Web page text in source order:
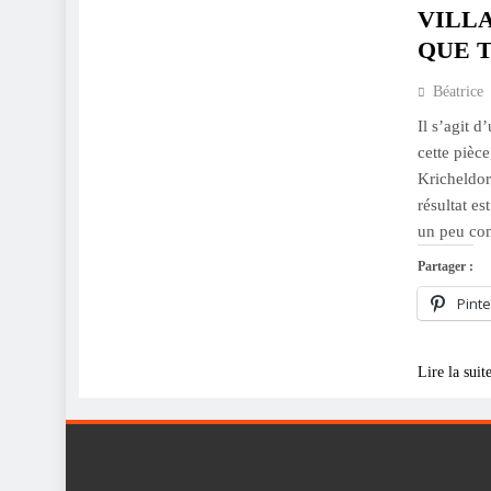
QUE
Béatrice
Il s’agit
cette
résultat
un peu
Partager :
Lire la suite